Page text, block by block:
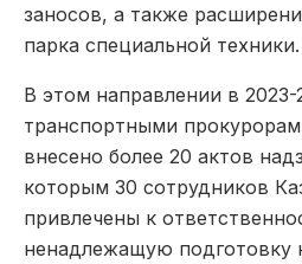
заносов, а также
парка специальной техники.
В этом направлении в 2023-
транспортными
внесено более 20 актов
которым 30 сотрудников
привлечены к
ненадлежащую подготовку